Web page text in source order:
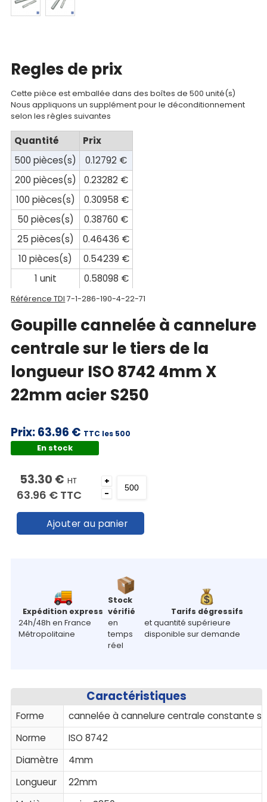
Mon
panier
Contact
Regles de prix
Cette pièce est emballée dans des boîtes de 500 unité(s)
Nous appliquons un supplément pour le déconditionnement
selon les règles suivantes
Quantité
Prix
500 pièces(s)
0.12792 €
200 pièces(s)
0.23282 €
100 pièces(s)
0.30958 €
50 pièces(s)
0.38760 €
25 pièces(s)
0.46436 €
10 pièces(s)
0.54239 €
1 unit
0.58098 €
Référence TDI 7-1-286-190-4-22-71
Goupille cannelée à cannelure
centrale sur le tiers de la
longueur ISO 8742 4mm X
22mm acier S250
Prix:63.96 € TTC les 500
En stock
53.30 € HT
63.96 € TTC
+
-
Ajouter au panier
Expédition express
24h/48h en France
Métropolitaine
Stock
vérifié
en
temps
réel
Tarifs dégressifs
et quantité supérieure
disponible sur demande
Caractéristiques
Forme
cannelée à cannelure centrale constante
Norme
ISO 8742
Diamètre
4mm
Longueur
22mm